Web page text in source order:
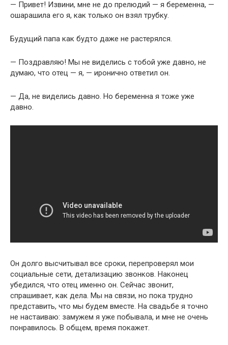
— Привет! Извини, мне не до прелюдий — я беременна, —
ошарашила его я, как только он взял трубку.
Будущий папа как будто даже не растерялся.
— Поздравляю! Мы не виделись с тобой уже давно, не
думаю, что отец — я, — иронично ответил он.
— Да, не виделись давно. Но беременна я тоже уже
давно.
Он долго высчитывал все сроки, перепроверял мои
социальные сети, детализацию звонков. Наконец
убедился, что отец именно он. Сейчас звонит,
спрашивает, как дела. Мы на связи, но пока трудно
представить, что мы будем вместе. На свадьбе я точно
не настаиваю: замужем я уже побывала, и мне не очень
понравилось. В общем, время покажет.